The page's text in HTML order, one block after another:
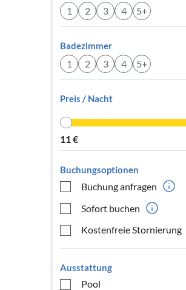
1 2 3 4 5+
Badezimmer
1 2 3 4 5+
Preis / Nacht
11€
Buchungsoptionen
Buchung anfragen
Sofort buchen
Kostenfreie Stornierung
Ausstattung
Pool